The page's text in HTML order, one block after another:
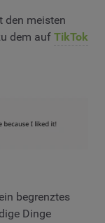
den meisten
dem auf TikTok
begrenztes
Dinge